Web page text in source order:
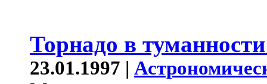
Торнадо в
23.01.1997 |